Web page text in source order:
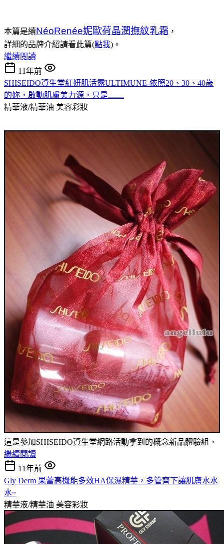
本篇是續NéoRenée妮歐荷晶潤撫紋乳霜 ，
詳細的品牌介紹請看此篇(點我)。
繼續閱讀
11年前
SHISEIDO資生堂紅妍肌活露ULTIMUNE-依照20、30、40歲
的妳，啟動肌膚美力源，只是........
精華液/精華油 美容彩妝
這是參加SHISEIDO資生堂網路活動拿到的概念新品體驗組，
繼續閱讀
11年前
Gly Derm 果蕾高機能多效HA保濕精華，多管齊下讓肌膚水水
水~
精華液/精華油 美容彩妝